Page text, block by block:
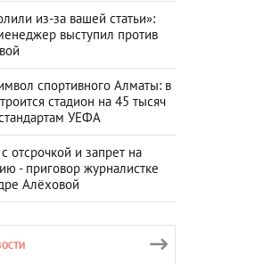
из-за вашей статьи»:
выступил против
спортивного Алматы: в
стадион на 45 тысяч
УЕФА
отсрочкой и запрет на
- приговор журналистке
Алёховой